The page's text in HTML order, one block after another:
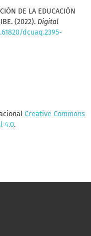
DE LA EDUCACIÓN
(2022). Digital
dcuaq.2395-
Creative Commons
4.0.